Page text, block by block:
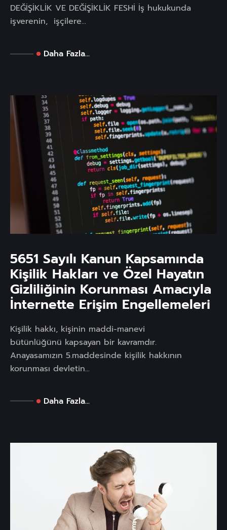
DEĞİŞİKLİK VE DEĞİŞİKLİK FESHİ İş hukukunda
işverenin, işçilere...
Daha Fazla...
5651 Sayılı Kanun Kapsamında
Kişilik Hakları ve Özel Hayatın
Gizliliğinin Korunması Amacıyla
İnternette Erişim Engellemeleri
Kişilik hakkı, kişinin maddi-manevi
bütünlüğünü kapsayan bir kavramdır.
Anayasamızın 5.maddesinde kişilik hakkının
korunması devletin...
Daha Fazla...